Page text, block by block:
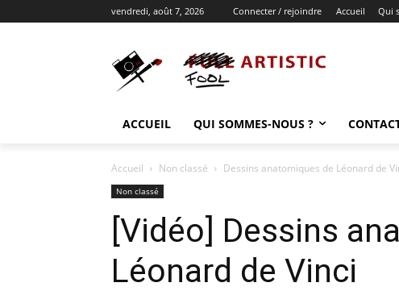
vendredi, août 7, 2026 Connecter / rejoindre Accueil Qui
ACCUEIL QUI SOMMES-NOUS ?
Accueil Non classé Dessins anatomiques de Léonard de
Non classé
[Vidéo] Dessins
Léonard de Vinci